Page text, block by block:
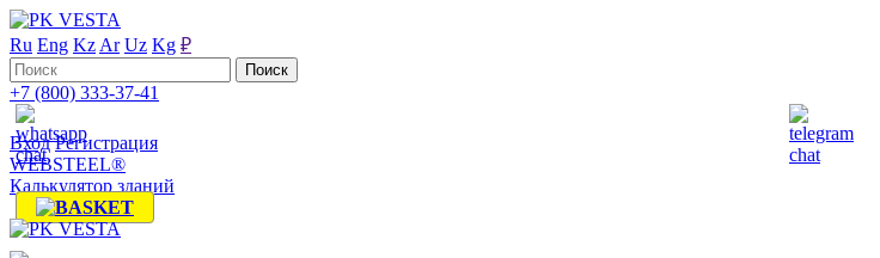
Ru Eng Kz Ar Uz Kg ₽
+7 (800) 333-37-41
Вход Регистрация
WEBSTEEL®
Калькулятор зданий